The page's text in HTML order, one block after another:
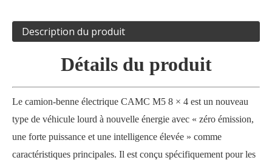
Description du produit
Détails du produit
Le camion-benne électrique CAMC M5 8 × 4 est un nouveau
type de véhicule lourd à nouvelle énergie avec « zéro émission,
une forte puissance et une intelligence élevée » comme
caractéristiques principales. Il est conçu spécifiquement pour les